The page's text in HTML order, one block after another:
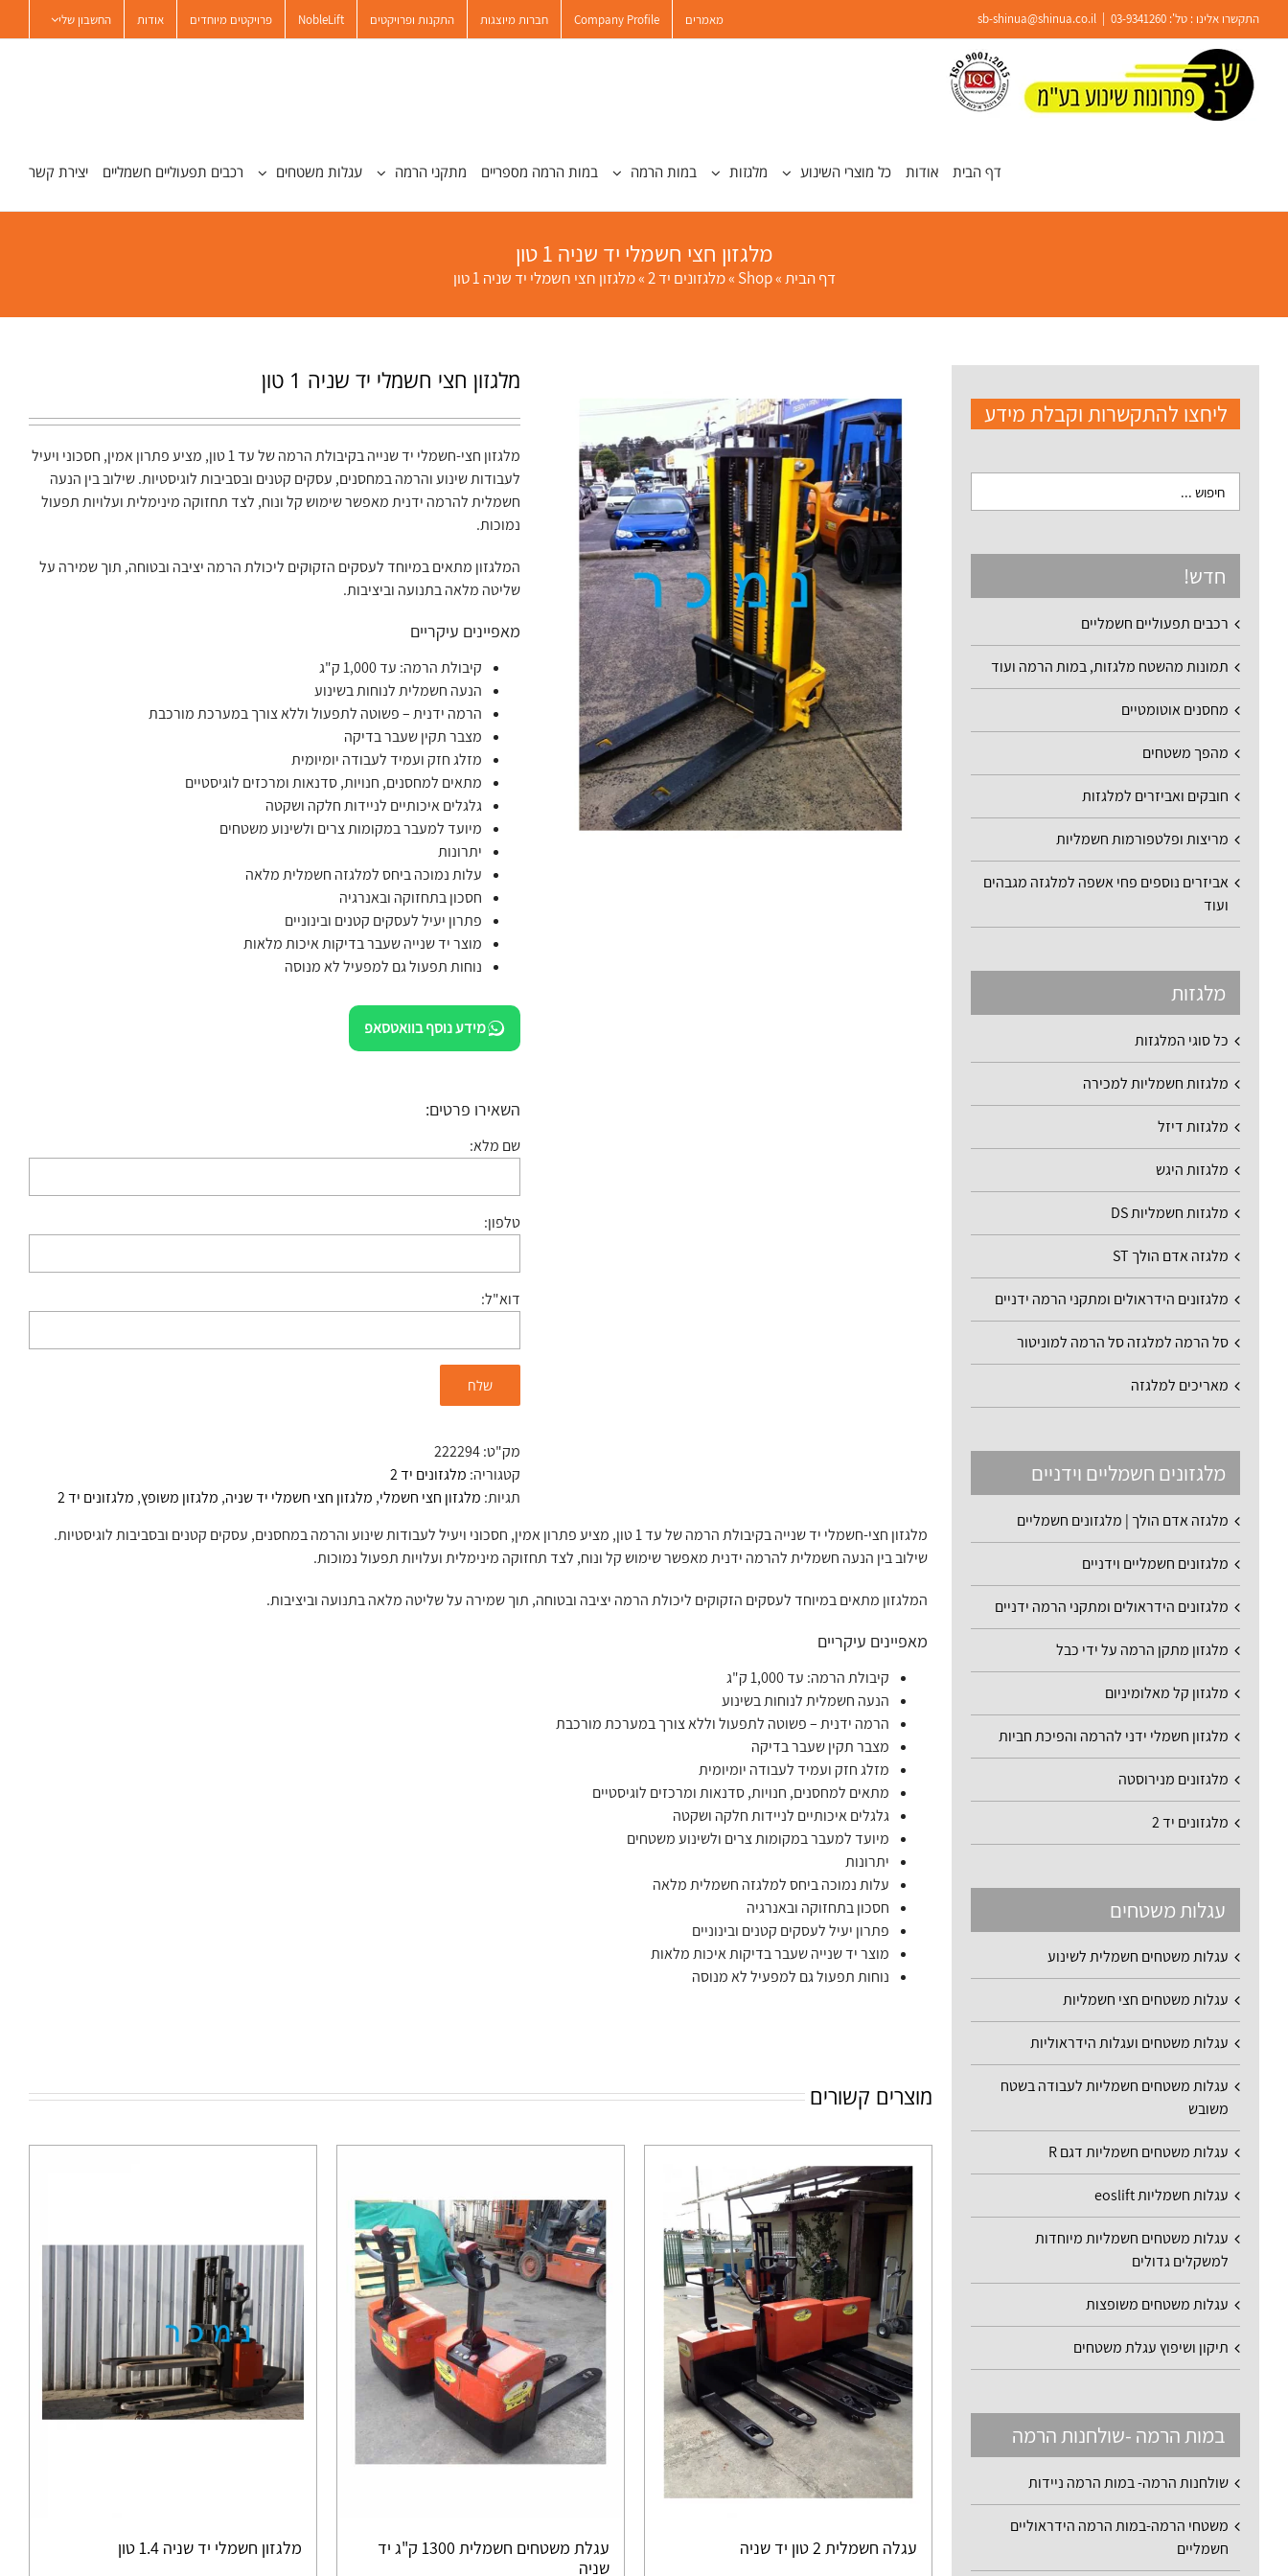
פתח סרגל נגישות
content
התקשרו אלינו : טל': 03-9341260
sb-shinua@shinua.co.il מאמרים Company Profile חברות מיוצגות התקנות ופרויקטים NobleLift פרויקטים מיוחדים אודות החשבון שלי
דף הבית אודות כל מוצרי השינוע מלגזות במות הרמה במות הרמה מספריים מתקני הרמה עגלות משטחים רכבים תפעוליים חשמליים יצירת קשר
מלגזון חצי חשמלי יד שניה 1 טון
דף הבית»
Shop
»מלגזונים יד 2 »מלגזון חצי חשמלי יד שניה 1 טון
מלגזון חצי חשמלי יד שניה 1 טון
מלגזון חצי-חשמלי יד שנייה בקיבולת הרמה של עד 1 טון, מציע פתרון אמין, חסכוני ויעיל
לעבודות שינוע והרמה במחסנים, עסקים קטנים ובסביבות לוגיסטיות. שילוב בין הנעה
חשמלית להרמה ידנית מאפשר שימוש קל ונוח, לצד תחזוקה מינימלית ועלויות תפעול
נמוכות.
המלגזון מתאים במיוחד לעסקים הזקוקים ליכולת הרמה יציבה ובטוחה, תוך שמירה על
שליטה מלאה בתנועה וביציבות.
מאפיינים עיקריים
קיבולת הרמה: עד 1,000 ק"ג
הנעה חשמלית לנוחות בשינוע
הרמה ידנית – פשוטה לתפעול וללא צורך במערכת מורכבת
מצבר תקין שעבר בדיקה
מזלג חזק ועמיד לעבודה יומיומית
מתאים למחסנים, חנויות, סדנאות ומרכזים לוגיסטיים
גלגלים איכותיים לניידות חלקה ושקטה
מיועד למעבר במקומות צרים ולשינוע משטחים
יתרונות
עלות נמוכה ביחס למלגזה חשמלית מלאה
חסכון בתחזוקה ובאנרגיה
פתרון יעיל לעסקים קטנים ובינוניים
מוצר יד שנייה שעבר בדיקות איכות מלאות
נוחות תפעול גם למפעיל לא מנוסה
מידע נוסף בוואטסאפ
השאירו פרטים:
שם מלא:
טלפון:
דוא"ל:
מק"ט:222294
קטגוריה: מלגזונים יד 2
תגיות: מלגזון חצי חשמלי, מלגזון חצי חשמלי יד שניה, מלגזון משופץ, מלגזונים יד 2
מלגזון חצי-חשמלי יד שנייה בקיבולת הרמה של עד 1 טון, מציע פתרון אמין, חסכוני ויעיל לעבודות שינוע והרמה במחסנים, עסקים קטנים ובסביבות לוגיסטיות.
שילוב בין הנעה חשמלית להרמה ידנית מאפשר שימוש קל ונוח, לצד תחזוקה מינימלית ועלויות תפעול נמוכות.
המלגזון מתאים במיוחד לעסקים הזקוקים ליכולת הרמה יציבה ובטוחה, תוך שמירה על שליטה מלאה בתנועה וביציבות.
מאפיינים עיקריים
קיבולת הרמה: עד 1,000 ק"ג
הנעה חשמלית לנוחות בשינוע
הרמה ידנית – פשוטה לתפעול וללא צורך במערכת מורכבת
מצבר תקין שעבר בדיקה
מזלג חזק ועמיד לעבודה יומיומית
מתאים למחסנים, חנויות, סדנאות ומרכזים לוגיסטיים
גלגלים איכותיים לניידות חלקה ושקטה
מיועד למעבר במקומות צרים ולשינוע משטחים
יתרונות
עלות נמוכה ביחס למלגזה חשמלית מלאה
חסכון בתחזוקה ובאנרגיה
פתרון יעיל לעסקים קטנים ובינוניים
מוצר יד שנייה שעבר בדיקות איכות מלאות
נוחות תפעול גם למפעיל לא מנוסה
מוצרים קשורים
עגלה חשמלית 2 טון יד שניה
עגלת משטחים חשמלית 1300 ק"ג יד
שניה
מלגזון חשמלי יד שניה 1.4 טון
ליחצו להתקשרות וקבלת מידע
חדש!
רכבים תפעוליים חשמליים
תמונות מהשטח מלגזות, במות הרמה ועוד
מחסנים אוטומטיים
מהפך משטחים
חובקים ואביזרים למלגזות
מריצות ופלטפורמות חשמליות
אביזרים נוספים פחי אשפה למלגזה מגבהים
ועוד
מלגזות
כל סוגי המלגזות
מלגזות חשמליות למכירה
מלגזות דיזל
מלגזות היגש
מלגזות חשמליות DS
מלגזה אדם הולך ST
מלגזונים הידראולים ומתקני הרמה ידניים
סל הרמה למלגזה סל הרמה למוניטור
מאריכים למלגזה
מלגזונים חשמליים וידניים
מלגזה אדם הולך | מלגזונים חשמליים
מלגזונים חשמליים וידניים
מלגזונים הידראולים ומתקני הרמה ידניים
מלגזון מתקן הרמה על ידי כבל
מלגזון קל מאלומיניום
מלגזון חשמלי ידני להרמה והפיכת חביות
מלגזונים מנירוסטה
מלגזונים יד 2
עגלות משטחים
עגלות משטחים חשמלית לשינוע
עגלות משטחים חצי חשמליות
עגלות משטחים ועגלות הידראוליות
עגלות משטחים חשמליות לעבודה בשטח
משובש
עגלות משטחים חשמליות דגם R
עגלות חשמליות eoslift
עגלות משטחים חשמליות מיוחדות
למשקלים גדולים
עגלות משטחים משופצות
תיקון ושיפוץ עגלת משטחים
במות הרמה -שולחנות הרמה
שולחנות הרמה- במות הרמה ניידות
משטחי הרמה-במות הרמה הידראוליים
חשמליים